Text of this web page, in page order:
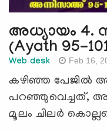
അധ്യായം 4.
(Ayath 95-
Web desk Feb 16,
കഴിഞ്ഞ പേജില്‍
പറഞ്ഞുവെച്ചത്,
മൂലം ചിലര്‍